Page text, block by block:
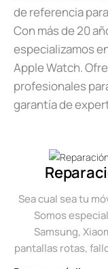
de referencia
Con más de 20
especializamos
Apple Watch.
profesionales
garantía de
Sea cual sea tu
Somos
Samsung,
pantallas rotas,